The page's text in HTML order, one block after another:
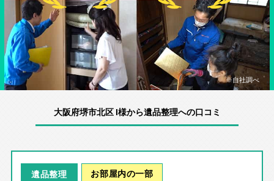
※自社調べ
大阪府堺市北区 I様から遺品整理への口コミ
遺品整理 お部屋内の一部